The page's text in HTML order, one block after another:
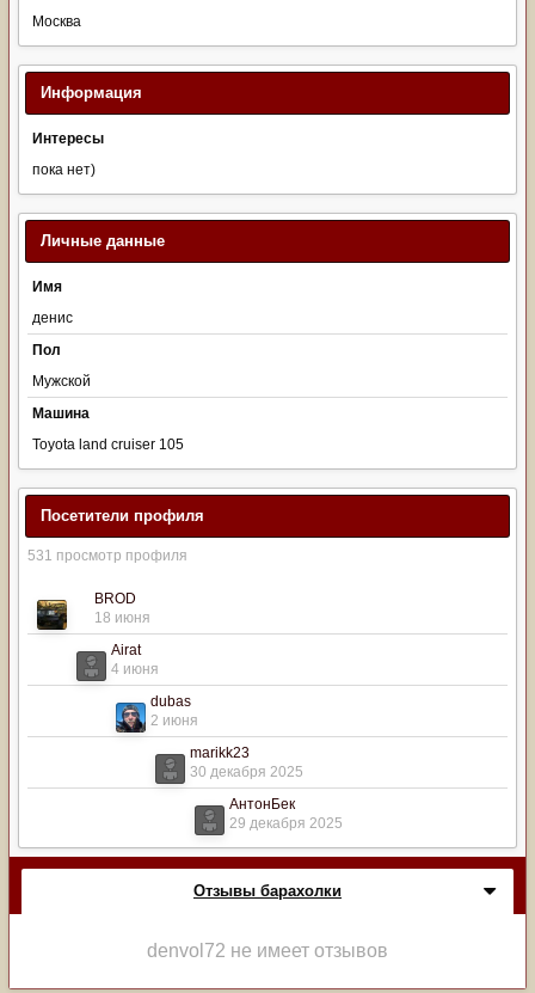
Москва
Информация
Интересы
пока нет)
Личные данные
Имя
денис
Пол
Мужской
Машина
Toyota land cruiser 105
Посетители профиля
531 просмотр профиля
BROD
18 июня
Airat
4 июня
dubas
2 июня
marikk23
30 декабря 2025
АнтонБек
29 декабря 2025
Отзывы барахолки
denvol72 не имеет отзывов